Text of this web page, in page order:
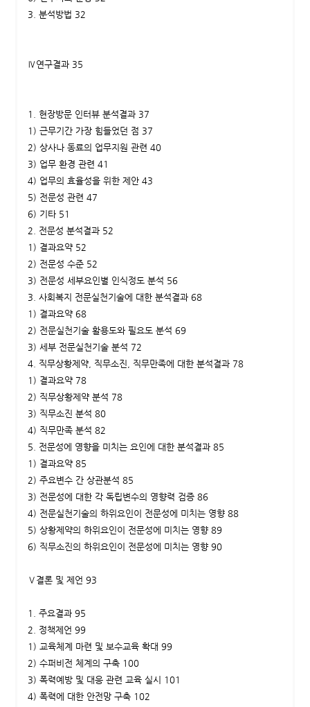
3. 분석방법 32
Ⅳ연구결과 35
1. 현장방문 인터뷰 분석결과 37
1) 근무기간 가장 힘들었던 점 37
2) 상사나 동료의 업무지원 관련 40
3) 업무 환경 관련 41
4) 업무의 효율성을 위한 제안 43
5) 전문성 관련 47
6) 기타 51
2. 전문성 분석결과 52
1) 결과요약 52
2) 전문성 수준 52
3) 전문성 세부요인별 인식정도 분석 56
3. 사회복지 전문실천기술에 대한 분석결과 68
1) 결과요약 68
2) 전문실천기술 활용도와 필요도 분석 69
3) 세부 전문실천기술 분석 72
4. 직무상황제약, 직무소진, 직무만족에 대한 분석결과 78
1) 결과요약 78
2) 직무상황제약 분석 78
3) 직무소진 분석 80
4) 직무만족 분석 82
5. 전문성에 영향을 미치는 요인에 대한 분석결과 85
1) 결과요약 85
2) 주요변수 간 상관분석 85
3) 전문성에 대한 각 독립변수의 영향력 검증 86
4) 전문실천기술의 하위요인이 전문성에 미치는 영향 88
5) 상황제약의 하위요인이 전문성에 미치는 영향 89
6) 직무소진의 하위요인이 전문성에 미치는 영향 90
Ⅴ결론 및 제언 93
1. 주요결과 95
2. 정책제언 99
1) 교육체계 마련 및 보수교육 확대 99
2) 수퍼비전 체계의 구축 100
3) 폭력예방 및 대응 관련 교육 실시 101
4) 폭력에 대한 안전망 구축 102